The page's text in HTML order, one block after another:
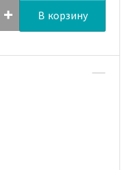
В корзину